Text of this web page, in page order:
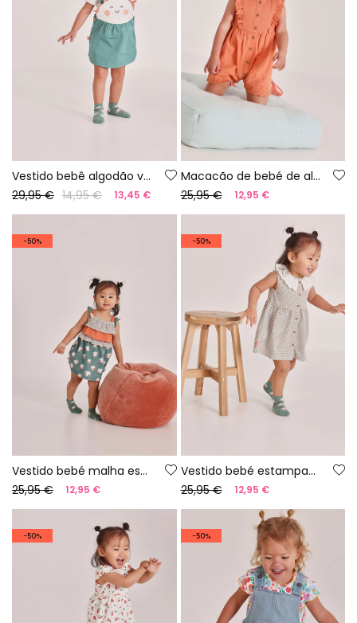
Vestido bebê algodão verde
29,95 € 14,95 € 13,45 €
Macacão de bebé de algodão laranja
25,95 €
12,95 €
-50%
Vestido bebé malha estampado
25,95 €
12,95 €
-50%
Vestido bebé estampado
25,95 €
12,95 €
-50% -50%